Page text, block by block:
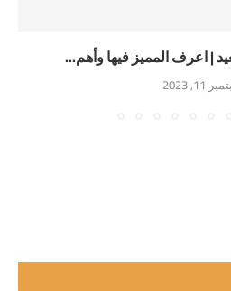
| اعرف المميز فيها وأهم...
11, 2023